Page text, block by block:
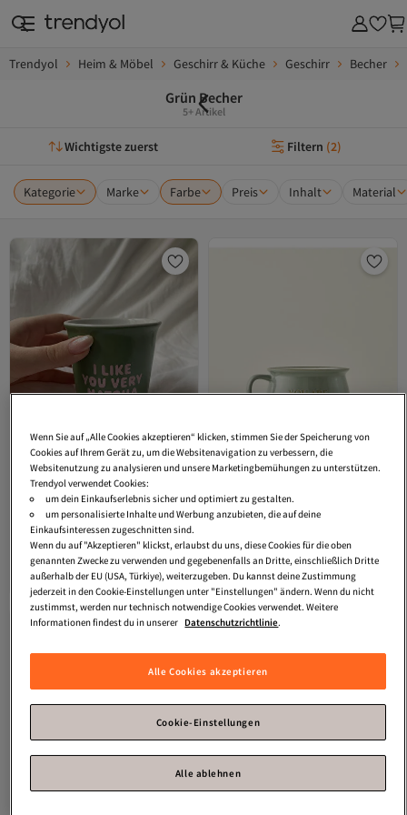
Trendyol Heim & Möbel Geschirr & Küche Geschirr Becher
Grün Becher
5+ Artikel
Wichtigste zuerst Filtern (2)
Kategorie Marke Farbe Preis Inhalt Material
Platz 2 der Bestseller
Trendyol Home
Matcha-Tasse mit
einem Slogan, Keramik, 11 cm – 355
ml TPHSS26UP00010
4.9 (30)
Versand kostenlos ab 35€
22,52 €
Steinzeugbecher Grün (550 cc)
4.7 (20)
Versand kostenlos ab 35€
18,80 €
Wenn Sie auf „Alle Cookies akzeptieren“ klicken, stimmen Sie der Speicherung von
Cookies auf Ihrem Gerät zu, um die Websitenavigation zu verbessern, die
Websitenutzung zu analysieren und unsere Marketingbemühungen zu unterstützen.
Trendyol verwendet Cookies:
um dein Einkaufserlebnis sicher und optimiert zu gestalten.
um personalisierte Inhalte und Werbung anzubieten, die auf deine
Einkaufsinteressen zugeschnitten sind.
Wenn du auf "Akzeptieren" klickst, erlaubst du uns, diese Cookies für die oben
genannten Zwecke zu verwenden und gegebenenfalls an Dritte, einschließlich Dritte
außerhalb der EU (USA, Türkiye), weiterzugeben. Du kannst deine Zustimmung
jederzeit in den Cookie-Einstellungen unter "Einstellungen" ändern. Wenn du nicht
zustimmst, werden nur technisch notwendige Cookies verwendet. Weitere
Informationen findest du in unserer Datenschutzrichtlinie.
Alle Cookies akzeptieren
Cookie-Einstellungen
Alle ablehnen